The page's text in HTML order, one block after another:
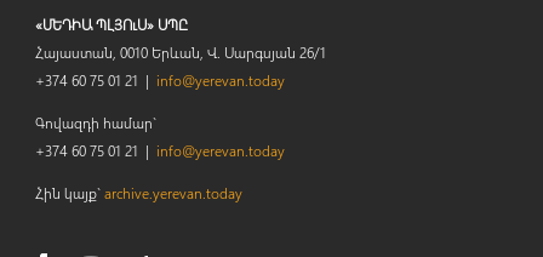
«ՄԵԴԻԱ ՊԼՅՈւՍ» ՍՊԸ
Հայաստան, 0010 Երևան, Վ. Սարգսյան 26/1
+374 60 75 01 21 | info@yerevan.today
Գովազդի համար`
+374 60 75 01 21 | info@yerevan.today
Հին կայք`archive.yerevan.today